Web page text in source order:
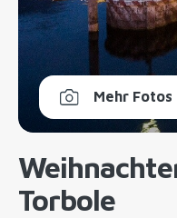
Mehr Fotos
Torbole